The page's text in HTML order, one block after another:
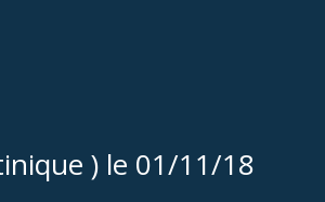
) le 01/11/18